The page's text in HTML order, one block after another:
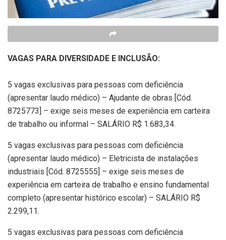
VAGAS PARA DIVERSIDADE E INCLUSÃO:
5 vagas exclusivas para pessoas com deficiência
(apresentar laudo médico) – Ajudante de obras [Cód.
8725773] – exige seis meses de experiência em carteira
de trabalho ou informal – SALÁRIO R$ 1.683,34.
5 vagas exclusivas para pessoas com deficiência
(apresentar laudo médico) – Eletricista de instalações
industriais [Cód. 8725555] – exige seis meses de
experiência em carteira de trabalho e ensino fundamental
completo (apresentar histórico escolar) – SALÁRIO R$
2.299,11.
5 vagas exclusivas para pessoas com deficiência